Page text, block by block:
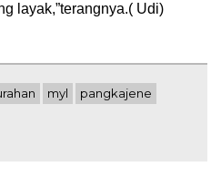
layak,”terangnya.( Udi)
myl pangkajene